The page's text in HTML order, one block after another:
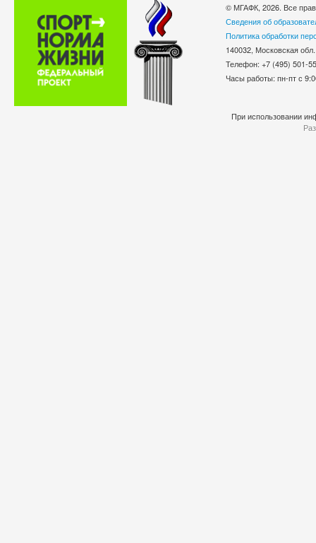
© МГАФК, 2026. Все
Сведения об
Политика обработки
140032, Московская
Телефон: +7 (495)
Часы работы: пн-пт с
При использовании